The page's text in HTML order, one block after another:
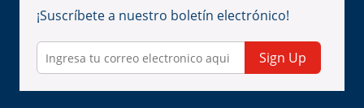
¡Suscríbete a nuestro boletín electrónico!
Sign Up